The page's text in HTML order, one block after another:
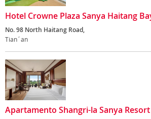
Hotel Crowne Plaza Sanya Haitang
No. 98 North Haitang Road,
Tian´an
Apartamento Shangri-la Sanya